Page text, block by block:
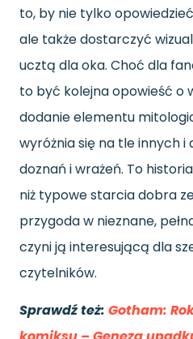
to, by nie tylko
ale także dostarczyć
ucztą dla oka. Choć dla
to być kolejna opowieść o
dodanie elementu
wyróżnia się na tle innych
doznań i wrażeń. To
niż typowe starcia dobra
przygoda w nieznane,
czyni ją interesującą dla
czytelników.
Sprawdź też: Gotham: